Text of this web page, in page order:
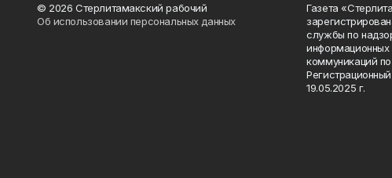
© 2026 Стерлитамакский рабочий
Об использовании персональных данных
Газета
службы по
информационных
коммуникаций
19.05.2025 г.